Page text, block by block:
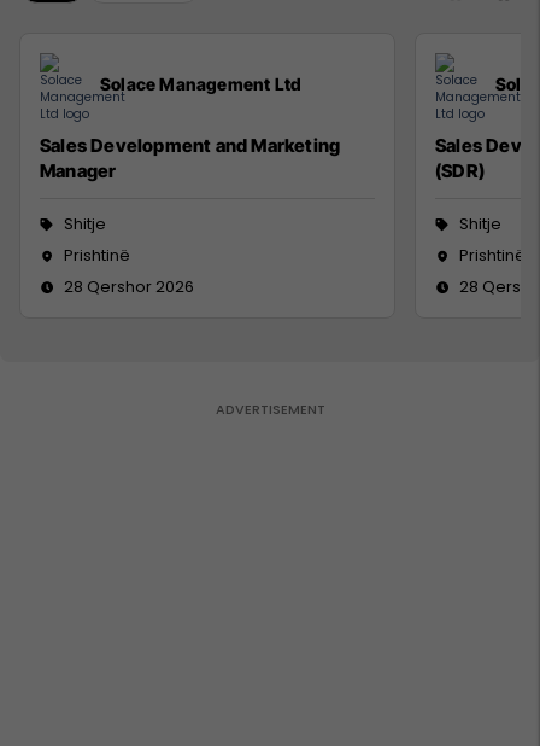
Solace Management Ltd
Sales Development and Marketing
Manager
Shitje
Prishtinë
28 Qershor 2026
Sales
(SDR)
Shitje
Prishtinë
28